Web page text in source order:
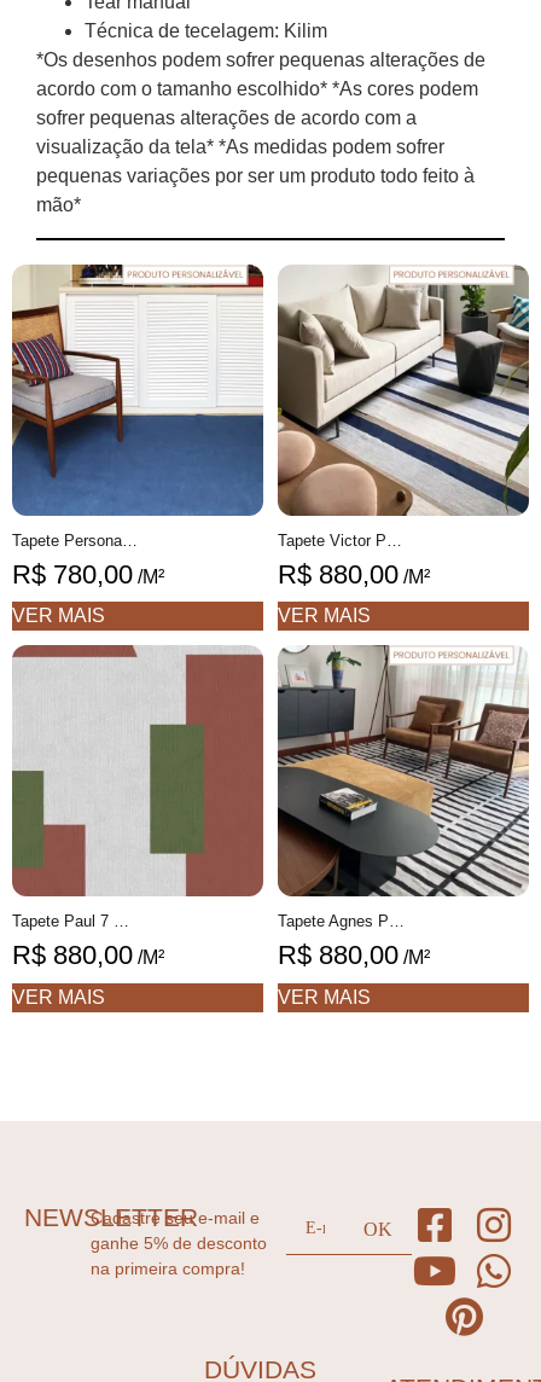
Técnica de tecelagem: Kilim
*Os desenhos podem sofrer pequenas alterações de
acordo com o tamanho escolhido* *As cores podem
sofrer pequenas alterações de acordo com a
visualização da tela* *As medidas podem sofrer
pequenas variações por ser um produto todo feito à
mão*
R$ 780,00 /M²
VER MAIS
R$ 880,00 /M²
VER MAIS
Tapete Paul 7 Geométrico feito à mão, 100% algodão reciclado
R$ 880,00 /M²
VER MAIS
Tapete Agnes Personalizável geométrico feito à mão, 100% algodão reciclado
R$ 880,00 /M²
VER MAIS
NEWSLETTER
Cadastre seu e-mail e
ganhe 5% de desconto
na primeira compra!
DÚVIDAS